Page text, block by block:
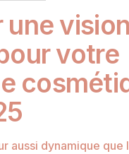
une vision
votre
aussi dynamique que